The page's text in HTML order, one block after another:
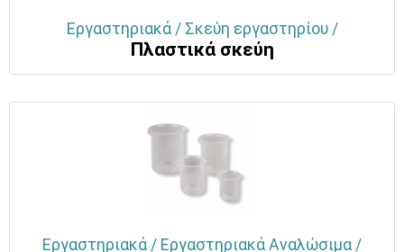
Εργαστηριακά / Σκεύη εργαστηρίου /
Πλαστικά σκεύη
Εργαστηριακά / Εργαστηριακά Αναλώσιμα /